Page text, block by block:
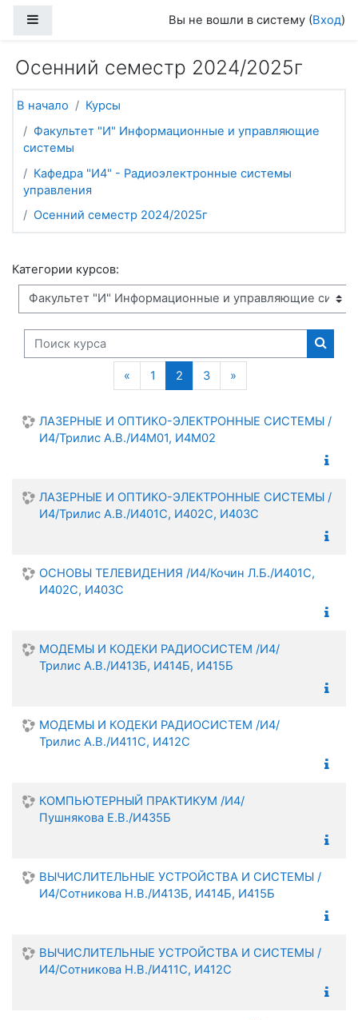
Вы не вошли в систему (Вход)
Осенний семестр 2024/2025г
В начало
Курсы
Факультет "И" Информационные и управляющие
системы
Кафедра "И4" - Радиоэлектронные системы
управления
Осенний семестр 2024/2025г
Категории курсов:
Поиск курса
Поиск
« Предыдущая страница
1 2 (текущая)
3 »
ЛАЗЕРНЫЕ И ОПТИКО-ЭЛЕКТРОННЫЕ СИСТЕМЫ /
И4/Трилис А.В./И4М01, И4М02
ЛАЗЕРНЫЕ И ОПТИКО-ЭЛЕКТРОННЫЕ СИСТЕМЫ /
И4/Трилис А.В./И401С, И402С, И403С
ОСНОВЫ ТЕЛЕВИДЕНИЯ /И4/Кочин Л.Б./И401С,
И402С, И403С
МОДЕМЫ И КОДЕКИ РАДИОСИСТЕМ /И4/
Трилис А.В./И413Б, И414Б, И415Б
МОДЕМЫ И КОДЕКИ РАДИОСИСТЕМ /И4/
Трилис А.В./И411С, И412С
КОМПЬЮТЕРНЫЙ ПРАКТИКУМ /И4/
Пушнякова Е.В./И435Б
ВЫЧИСЛИТЕЛЬНЫЕ УСТРОЙСТВА И СИСТЕМЫ /
И4/Сотникова Н.В./И413Б, И414Б, И415Б
ВЫЧИСЛИТЕЛЬНЫЕ УСТРОЙСТВА И СИСТЕМЫ /
И4/Сотникова Н.В./И411С, И412С